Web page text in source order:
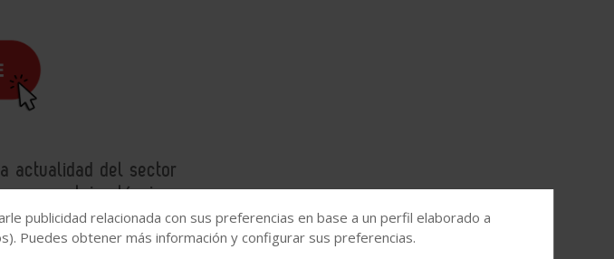
actualidad del sector
y reportajes técnicos
publicidad relacionada con sus preferencias en base a un perfil elaborado a
Puedes obtener más información y configurar sus preferencias.